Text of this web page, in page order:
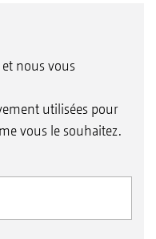
nous vous
utilisées pour
vous le souhaitez.